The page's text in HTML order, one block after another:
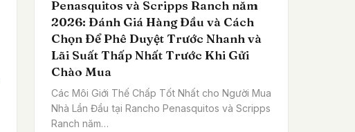
Penasquitos và Scripps Ranch năm
2026: Đánh Giá Hàng Đầu và Cách
Chọn Để Phê Duyệt Trước Nhanh và
Lãi Suất Thấp Nhất Trước Khi Gửi
Chào Mua
Các Môi Giới Thế Chấp Tốt Nhất cho Người Mua
Nhà Lần Đầu tại Rancho Penasquitos và Scripps
Ranch năm…